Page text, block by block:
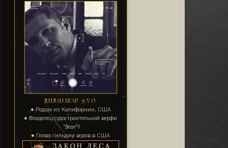
ДИЛАН БЕАР, 35 Y.O.
● Родом из Калифорнии, США
● Владелец судостроительной верфи
"Bear"
● Глава гильдии воров в США